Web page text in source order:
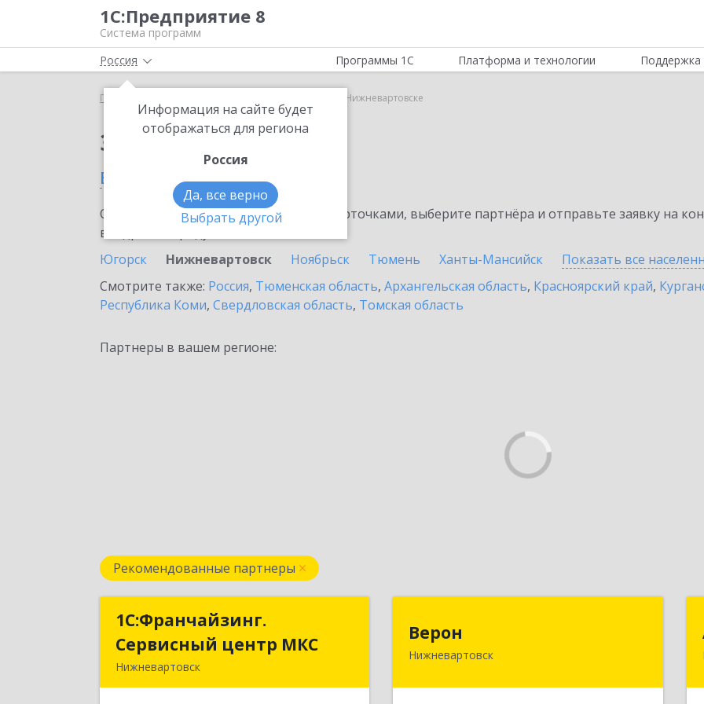
1С:Предприятие 8
Система программ
Россия
Информация на сайте будет
отображаться для региона
Россия
Да, все верно
Выбрать другой
Программы 1С Платформа и технологии Поддержка
Главная Smartway в Нижневартовске
Заказать Smartway
в Нижневартовске
Ознакомьтесь с информационными карточками, выберите партнёра и отправьте заявку на
внедрение продукта.
Югорск
Нижневартовск Ноябрьск Тюмень Ханты-Мансийск Показать все
Смотрите также: Россия, Тюменская область, Архангельская область, Красноярский край,
Республика Коми, Свердловская область, Томская область
Партнеры в вашем регионе:
Рекомендованные партнеры
1С:Франчайзинг.
Сервисный центр МКС
Нижневартовск
1С:Франчайзинг.
Сервисный центр МКС
Верон
Нижневартовск628609, Ханты-Мансийский